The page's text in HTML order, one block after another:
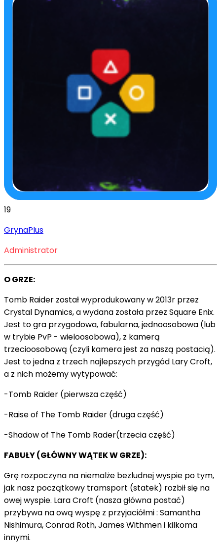
19
GrynaPlus
Administrator
O GRZE:
Tomb Raider został wyprodukowany w 2013r przez
Crystal Dynamics, a wydana została przez Square Enix.
Jest to gra przygodowa, fabularna, jednoosobowa (lub
w trybie PvP - wieloosobowa), z kamerą
trzecioosobową (czyli kamera jest za naszą postacią).
Jest to jedna z trzech najlepszych przygód Lary Croft,
a z nich możemy wytypować:
-Tomb Raider (pierwsza część)
-Raise of The Tomb Raider (druga część)
-Shadow of The Tomb Rader(trzecia część)
FABUŁY (GŁÓWNY WĄTEK W GRZE):
Grę rozpoczyna na niemalże bezludnej wyspie po tym,
jak nasz początkowy tramsport (statek) rozbił się na
owej wyspie. Lara Croft (nasza główna postać)
przybywa na ową wyspę z przyjaciółmi : Samantha
Nishimura, Conrad Roth, James Withmen i kilkoma
innymi.